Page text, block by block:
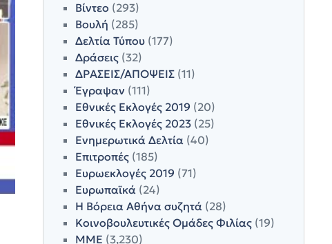
Βίντεο (293)
Βουλή (285)
Δελτία Τύπου(177)
Δράσεις(32)
ΔΡΑΣΕΙΣ/ΑΠΟΨΕΙΣ(11)
Έγραψαν (111)
Εθνικές Εκλογές 2019 (20)
Εθνικές Εκλογές 2023(25)
Ενημερωτικά Δελτία(40)
Επιτροπές(185)
Ευρωεκλογές 2019 (71)
Ευρωπαϊκά(24)
Η Βόρεια Αθήνα συζητά(28)
Κοινοβουλευτικές Ομάδες Φιλίας(19)
ΜΜΕ (3,230)